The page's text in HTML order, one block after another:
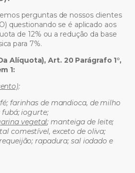
perguntas de nossos clientes
questionando se é aplicado aos
de 12% ou a redução da base
para 7%.
Alíquota), Art. 20 Parágrafo 1°,
1:
:
farinhas de mandioca, de milho
fubá; iogurte;
vegetal; manteiga de leite;
comestível, exceto de oliva;
rapadura; sal iodado e